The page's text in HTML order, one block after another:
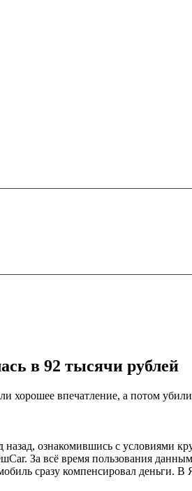
в 92 тысячи рублей
хорошее впечатление, а потом убили
ознакомившись с условиями
За всё время пользования
сразу компенсировал деньги. В